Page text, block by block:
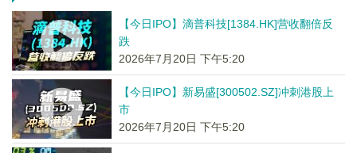
【今日IPO】滴普科技[1384.HK]营收翻倍反
跌
2026年7月20日 下午5:20
【今日IPO】新易盛[300502.SZ]冲刺港股上
市
2026年7月20日 下午5:20